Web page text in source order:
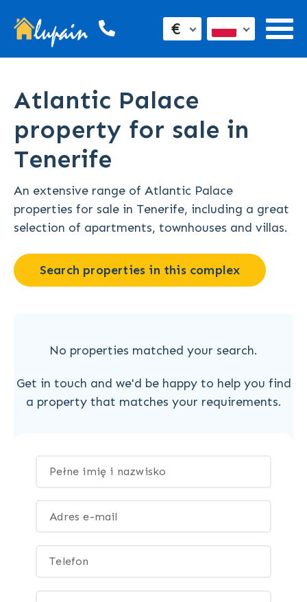
€
Atlantic Palace
property for sale in
Tenerife
An extensive range of Atlantic Palace
properties for sale in Tenerife, including a great
selection of apartments, townhouses and villas.
Search properties in this complex
No properties matched your search.
Get in touch and we'd be happy to help you find
a property that matches your requirements.